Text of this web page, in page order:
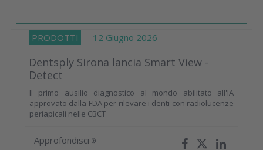
PRODOTTI 12 Giugno 2026
Dentsply Sirona lancia Smart View -
Detect
Il primo ausilio diagnostico al mondo abilitato all'IA
approvato dalla FDA per rilevare i denti con radiolucenze
periapicali nelle CBCT
Approfondisci